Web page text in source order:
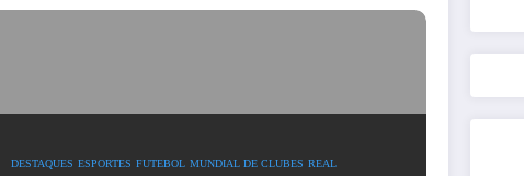
DESTAQUES ESPORTES FUTEBOL MUNDIAL DE CLUBES REAL